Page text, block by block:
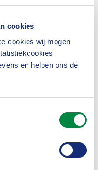
cookies
cookies wij mogen
en helpen ons de
Infrastructuur en
Expert,